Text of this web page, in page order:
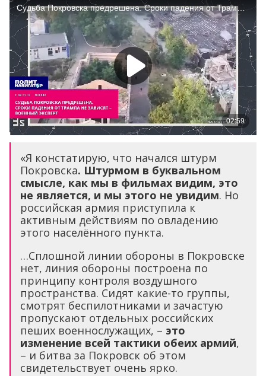
«Я констатирую, что начался штурм
Покровска. Штурмом в буквальном
смысле, как мы в фильмах видим, это
не является, и мы этого не увидим. Но
российская армия приступила к
активным действиям по овладению
этого населённого пункта.
…Сплошной линии обороны в Покровске
нет, линия обороны построена по
принципу контроля воздушного
пространства. Сидят какие-то группы,
смотрят беспилотниками и зачастую
пропускают отдельных российских
пеших военнослужащих, – это
изменение всей тактики обеих армий,
– и битва за Покровск об этом
свидетельствует очень ярко.